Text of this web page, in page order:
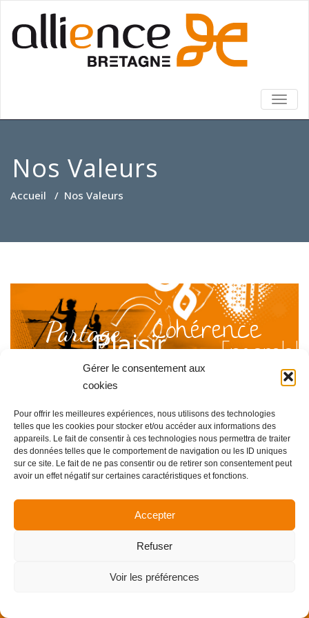
Gérer le consentement aux
cookies
Pour offrir les meilleures expériences, nous utilisons des technologies
telles que les cookies pour stocker et/ou accéder aux informations des
appareils. Le fait de consentir à ces technologies nous permettra de traiter
des données telles que le comportement de navigation ou les ID uniques
sur ce site. Le fait de ne pas consentir ou de retirer son consentement peut
avoir un effet négatif sur certaines caractéristiques et fonctions.
Accepter
Refuser
Voir les préférences
Nos Valeurs
Accueil / Nos Valeurs
PartagePlaisirCohérence
Authenticité
Copyright Allience Bretagne 2024 -